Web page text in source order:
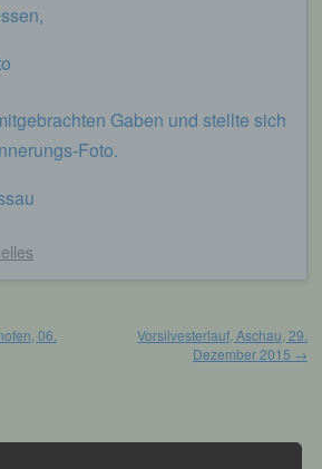
Gaben und stellte sich
Foto.
06.
Vorsilvesterlauf, Aschau, 29.
Dezember 2015 →